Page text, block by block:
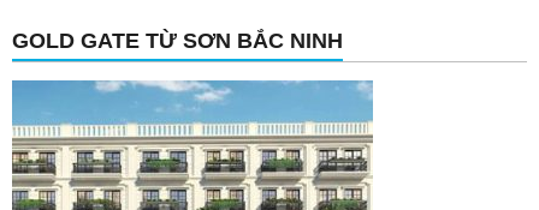
GOLD GATE TỪ SƠN BẮC NINH